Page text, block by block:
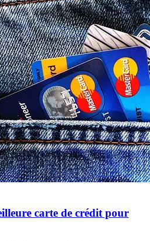
carte de crédit pour